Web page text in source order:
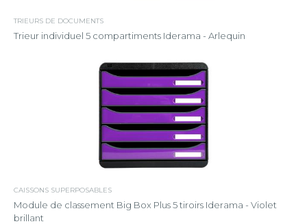
TRIEURS DE DOCUMENTS
Trieur individuel 5 compartiments Iderama - Arlequin
CAISSONS SUPERPOSABLES
Module de classement Big Box Plus 5 tiroirs Iderama - Violet
brillant